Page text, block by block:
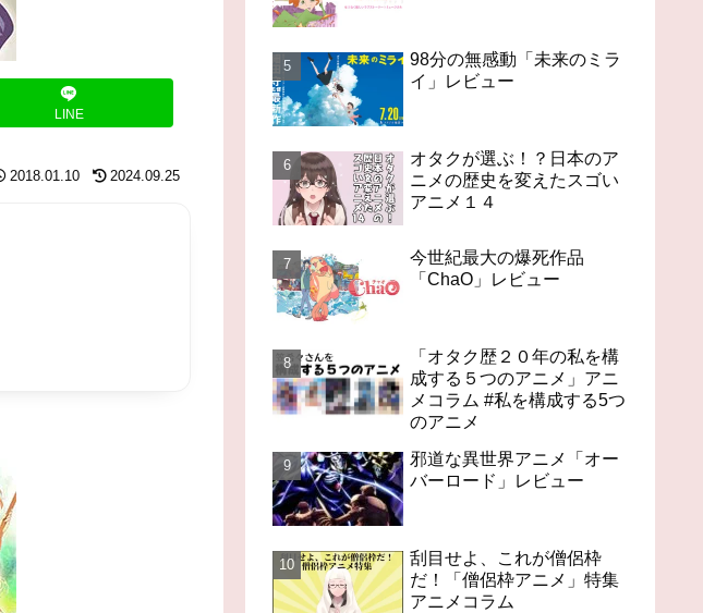
LINE
2018.01.10 2024.09.25
98分の無感動「未来のミラ
イ」レビュー
オタクが選ぶ！？日本のア
ニメの歴史を変えたスゴい
アニメ１４
今世紀最大の爆死作品
「ChaO」レビュー
「オタク歴２０年の私を構
成する５つのアニメ」アニ
メコラム #私を構成する5つ
のアニメ
邪道な異世界アニメ「オー
バーロード」レビュー
刮目せよ、これが僧侶枠
だ！「僧侶枠アニメ」特集
アニメコラム